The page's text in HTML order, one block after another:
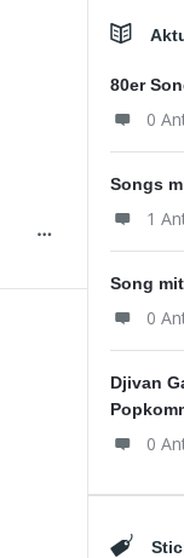
80er
0
Songs
1
Song
0
Djivan
0